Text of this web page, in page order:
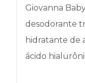
Giovanna
desodorante
hidratante de
ácido